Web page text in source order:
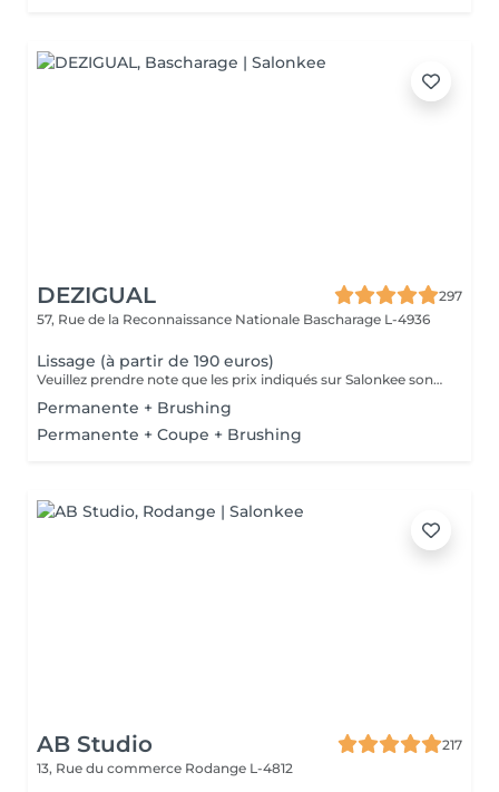
DEZIGUAL
297
57, Rue de la Reconnaissance Nationale Bascharage L-4936
Lissage (à partir de 190 euros)
Veuillez prendre note que les prix indiqués sur Salonkee sont communiqués à titre informatif et s'entendent de base. Ces derniers sont susceptibles de varier selon le diagnostic réalisé à votre arrivée au salon et l'expertise du professionnel à qui vous confiez votre beauté. Dans tous les cas, un devis précis vous sera proposé et toutes réalisations de prestations seront effectuées avec votre accord. Un grand merci d'avance pour votre compréhension. Au plaisir de vous revoir très vite.
Permanente + Brushing
Permanente + Coupe + Brushing
AB Studio
217
13, Rue du commerce Rodange L-4812